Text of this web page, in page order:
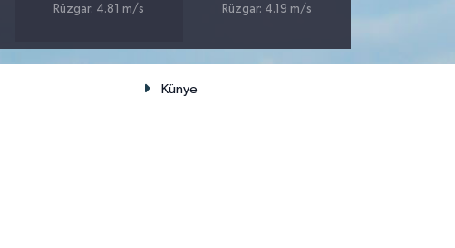
Rüzgar: 4.81 m/s
Rüzgar: 4.19 m/s
Künye